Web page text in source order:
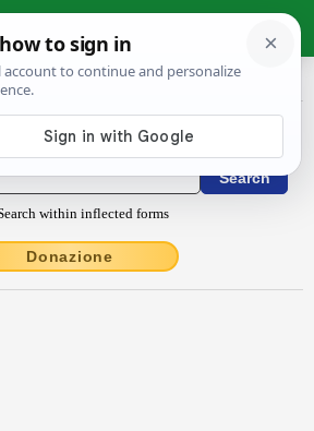
› rĕdhĭbĭtōrĭus
/ Conjugations latin
within inflected forms
Donazione